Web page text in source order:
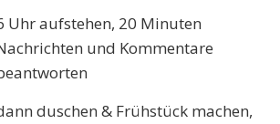
Uhr aufstehen, 20 Minuten
und Kommentare
duschen & Frühstück machen,